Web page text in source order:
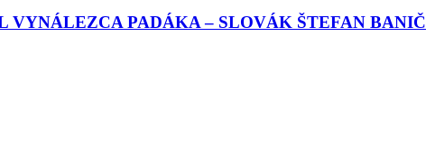
VYNÁLEZCA PADÁKA – SLOVÁK ŠTEFAN BANIČ